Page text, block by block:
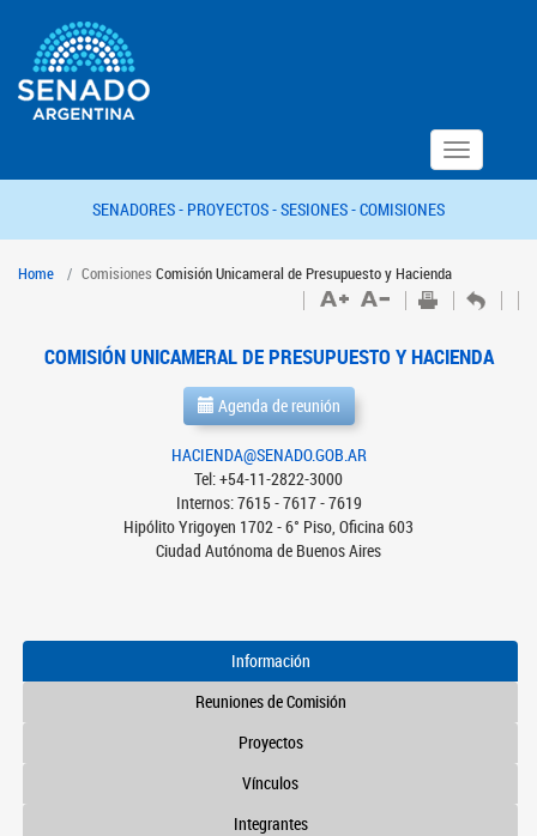
Toggle
navigation
SENADORES - PROYECTOS -SESIONES -COMISIONES
Home Comisiones Comisión Unicameral de Presupuesto y Hacienda
COMISIÓN UNICAMERAL DE PRESUPUESTO Y HACIENDA
Agenda de reunión
HACIENDA@SENADO.GOB.AR
Tel: +54-11-2822-3000
Internos: 7615 - 7617 - 7619
Hipólito Yrigoyen 1702 - 6° Piso, Oficina 603
Ciudad Autónoma de Buenos Aires
Información
Reuniones de Comisión
Proyectos
Vínculos
Integrantes